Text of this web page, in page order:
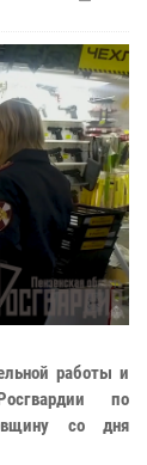
работы и
по
со дня